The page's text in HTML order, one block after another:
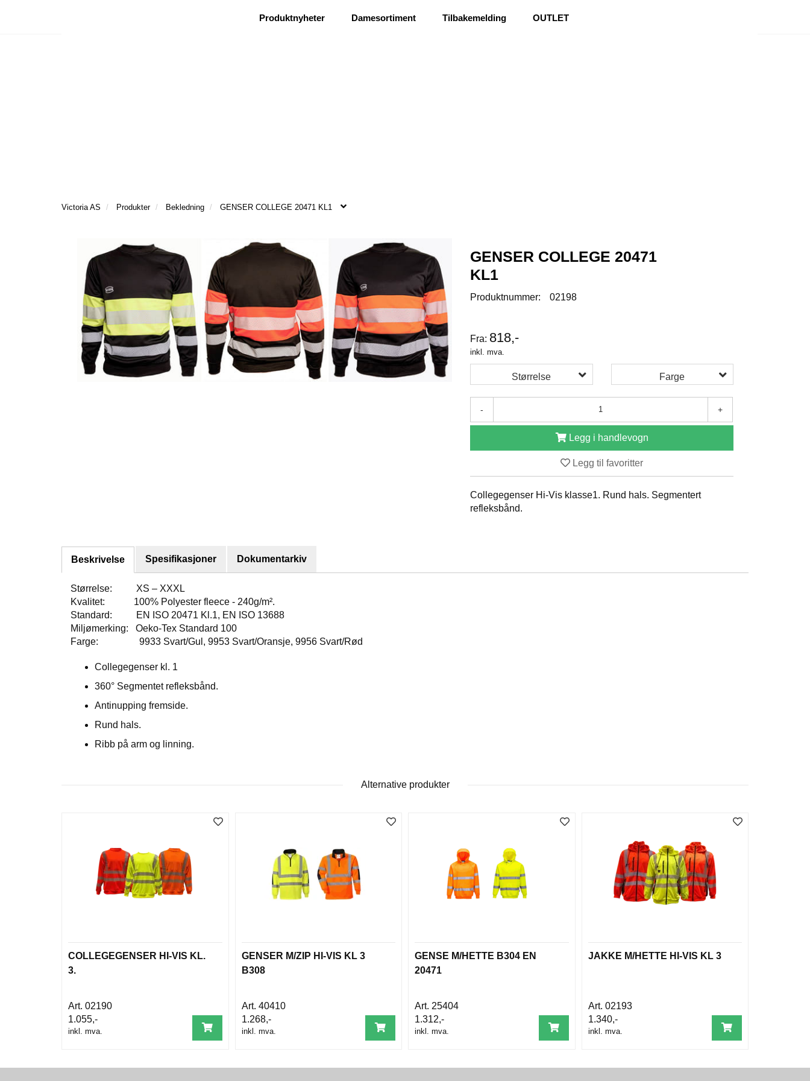
Ønsker besøk| Ris og ros
Produktnyheter Damesortiment Tilbakemelding OUTLET
Victoria AS Produkter Bekledning GENSER COLLEGE 20471 KL1
GENSER COLLEGE 20471
KL1
Produktnummer: 02198
Fra: 818,-
inkl. mva.
Størrelse Farge
- +
Legg i handlevogn
Legg til favoritter
Collegegenser Hi-Vis klasse1. Rund hals. Segmentert
refleksbånd.
Beskrivelse Spesifikasjoner Dokumentarkiv
Størrelse: XS – XXXL
Kvalitet: 100% Polyester fleece - 240g/m².
Standard: EN ISO 20471 Kl.1, EN ISO 13688
Miljømerking: Oeko-Tex Standard 100
Farge: 9933 Svart/Gul, 9953 Svart/Oransje, 9956 Svart/Rød
Collegegenser kl. 1
360° Segmentet refleksbånd.
Antinupping fremside.
Rund hals.
Ribb på arm og linning.
Alternative produkter
COLLEGEGENSER HI-VIS KL.
3.
02190
1.055,-
inkl. mva.
GENSER M/ZIP HI-VIS KL 3
B308
40410
1.268,-
inkl. mva.
GENSE M/HETTE B304 EN
20471
25404
1.312,-
inkl. mva.
JAKKE M/HETTE HI-VIS KL 3
02193
1.340,-
inkl. mva.